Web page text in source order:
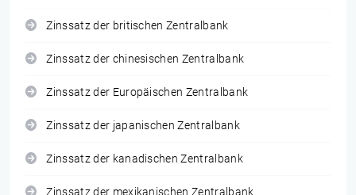
Zinssatz der britischen Zentralbank
Zinssatz der chinesischen Zentralbank
Zinssatz der Europäischen Zentralbank
Zinssatz der japanischen Zentralbank
Zinssatz der kanadischen Zentralbank
Zinssatz der mexikanischen Zentralbank